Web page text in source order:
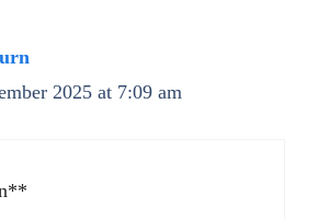
2025 at 7:09 am